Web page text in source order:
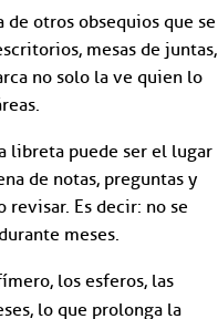
de otros obsequios que se
mesas de juntas,
no solo la ve quien lo
libreta puede ser el lugar
de notas, preguntas y
Es decir: no se
meses.
los esferos, las
lo que prolonga la